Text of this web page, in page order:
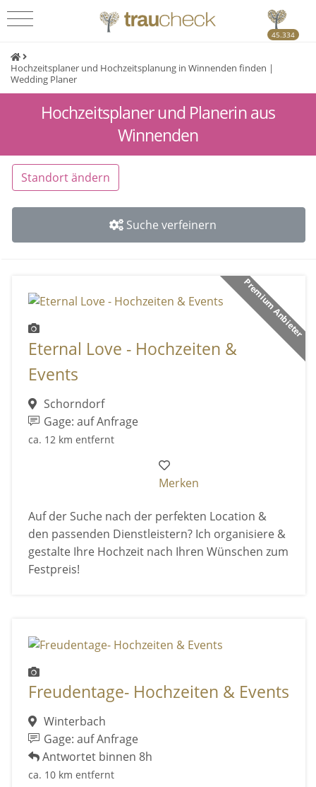
45.334
Hochzeitsplaner und Hochzeitsplanung in Winnenden finden |
Wedding Planer
Hochzeitsplaner und Planerin aus
Winnenden
Standort ändern
Suche verfeinern
Premium Anbieter
Eternal Love - Hochzeiten &
Events
Schorndorf
Gage: auf Anfrage
ca. 12 km entfernt
Merken
Auf der Suche nach der perfekten Location &
den passenden Dienstleistern? Ich organisiere &
gestalte Ihre Hochzeit nach Ihren Wünschen zum
Festpreis!
Freudentage- Hochzeiten & Events
Winterbach
Gage: auf Anfrage
Antwortet binnen 8h
ca. 10 km entfernt